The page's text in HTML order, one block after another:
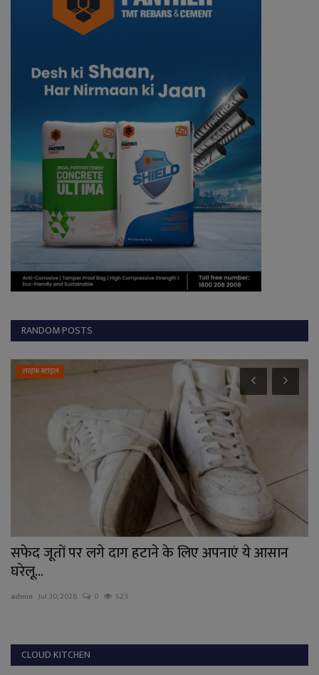
RANDOM POSTS
लाइफ स्टाइल
सफेद जूतों पर लगे दाग हटाने के लिए अपनाएं ये आसान
घरेलू...
admin Jul 30, 2026 0 523
CLOUD KITCHEN